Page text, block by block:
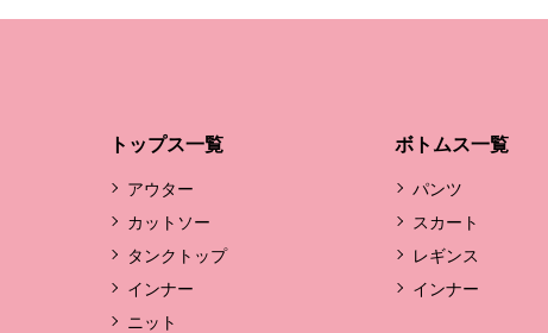
トップス一覧
アウター
カットソー
タンクトップ
インナー
ニット
ボトムス一覧
パンツ
スカート
レギンス
インナー